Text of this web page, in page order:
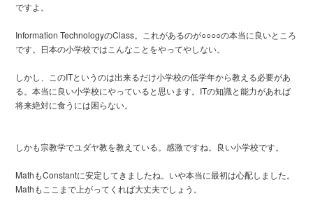
ですよ。
Information TechnologyのClass。これがあるのが○○○○の本当に良いところ
です。日本の小学校ではこんなことをやってやしない。
しかし、このITというのは出来るだけ小学校の低学年から教える必要があ
る。本当に良い小学校にやっていると思います。ITの知識と能力があれば
将来絶対に食うには困らない。
しかも宗教学でユダヤ教を教えている。感激ですね。良い小学校です。
MathもConstantに安定してきましたね。いや本当に最初は心配しました。
Mathもここまで上がってくれば大丈夫でしょう。